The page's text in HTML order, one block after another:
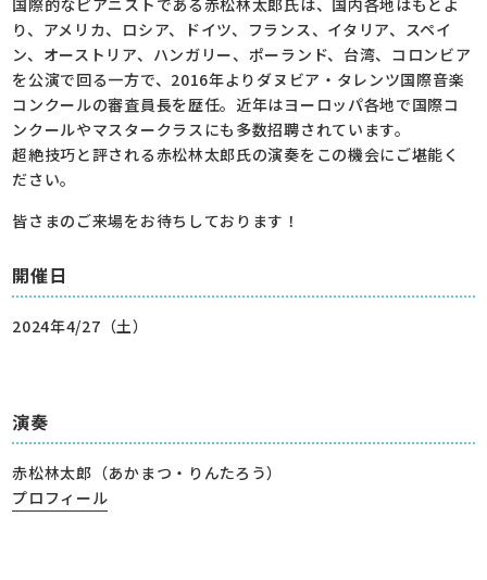
国際的なピアニストである赤松林太郎氏は、国内各地はもとよ
り、アメリカ、ロシア、ドイツ、フランス、イタリア、スペイ
ン、オーストリア、ハンガリー、ポーランド、台湾、コロンビア
を公演で回る一方で、2016年よりダヌビア・タレンツ国際音楽
コンクールの審査員長を歴任。近年はヨーロッパ各地で国際コ
ンクールやマスタークラスにも多数招聘されています。
超絶技巧と評される赤松林太郎氏の演奏をこの機会にご堪能く
ださい。
皆さまのご来場をお待ちしております！
開催日
2024年4/27（土）
演奏
赤松林太郎（あかまつ・りんたろう）
プロフィール